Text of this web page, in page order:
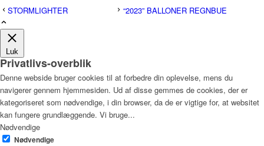
STORMLIGHTER “2023” BALLONER REGNBUE
Luk
Privatlivs-overblik
Denne webside bruger cookies til at forbedre din oplevelse, mens du
navigerer gennem hjemmesiden. Ud af disse gemmes de cookies, der er
kategoriseret som nødvendige, i din browser, da de er vigtige for, at websitet
kan fungere grundlæggende. Vi bruge...
Nødvendige
Nødvendige